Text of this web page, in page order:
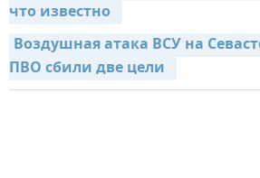
что известно
Воздушная атака ВСУ на
ПВО сбили две цели